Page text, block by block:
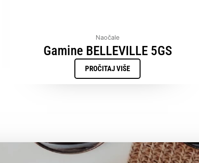
Naočale
Gamine BELLEVILLE 5GS
PROČITAJ VIŠE